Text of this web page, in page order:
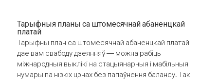
Тарыфныя планы са штомесячнай абаненцкай
платай
Тарыфны план са штомесячнай абаненцкай платай
дае вам свабоду дзеянняў — можна рабіць
міжнародныя выклікі на стацыянарныя і мабільныя
нумары па нізкіх цэнах без папаўнення балансу. Такі